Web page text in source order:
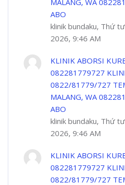
MALANG, WA
ABO
klinik bundaku, Thứ
2026, 9:46 AM
KLINIK ABORSI
082281779727
0822/81779/727
MALANG, WA
ABO
klinik bundaku, Thứ
2026, 9:46 AM
KLINIK ABORSI
082281779727
0822/81779/727